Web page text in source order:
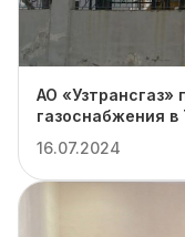
АО
газоснабжения
16.07.2024